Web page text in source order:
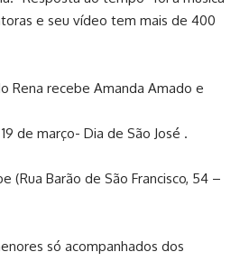
e seu vídeo tem mais de 400
Rena recebe Amanda Amado e
de março- Dia de São José .
(Rua Barão de São Francisco, 54 –
só acompanhados dos